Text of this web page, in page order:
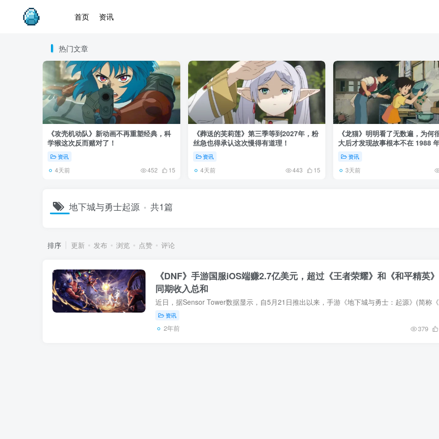
首页 资讯
热门文章
《攻壳机动队》新动画不再重塑经典，科
学猴这次反而赌对了！
资讯
4天前 452 15
《葬送的芙莉莲》第三季等到2027年，粉
丝急也得承认这次慢得有道理！
资讯
4天前 443 15
《龙猫》明明看了无数遍，为何
大后才发现故事根本不在 1988
资讯
3天前
地下城与勇士起源 共1篇
排序 更新 发布 浏览 点赞 评论
《DNF》手游国服iOS端赚2.7亿美元，超过《王者荣耀》和《和平精英》
同期收入总和
资讯
2年前 379